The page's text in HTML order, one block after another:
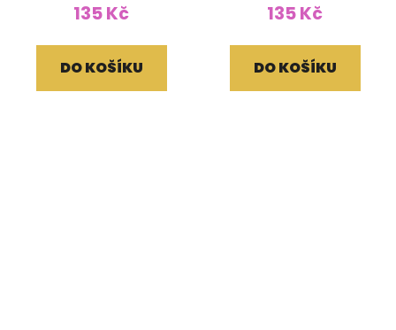
135 Kč
DO KOŠÍKU
135 Kč
DO KOŠÍKU